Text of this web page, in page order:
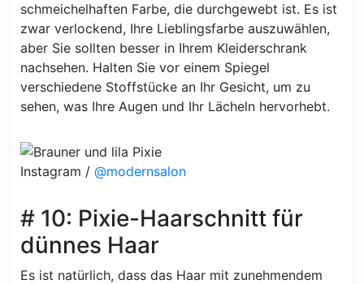
schmeichelhaften Farbe, die durchgewebt ist. Es ist
zwar verlockend, Ihre Lieblingsfarbe auszuwählen,
aber Sie sollten besser in Ihrem Kleiderschrank
nachsehen. Halten Sie vor einem Spiegel
verschiedene Stoffstücke an Ihr Gesicht, um zu
sehen, was Ihre Augen und Ihr Lächeln hervorhebt.
Instagram / @modernsalon
# 10: Pixie-Haarschnitt für
dünnes Haar
Es ist natürlich, dass das Haar mit zunehmendem